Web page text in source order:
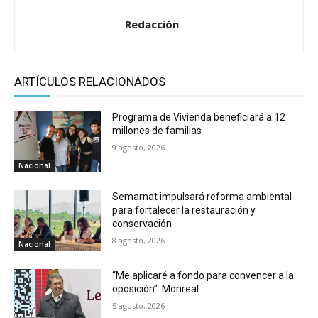
Redacción
ARTÍCULOS RELACIONADOS
Nacional
Programa de Vivienda beneficiará a 12
millones de familias
9 agosto, 2026
Nacional
Semarnat impulsará reforma ambiental
para fortalecer la restauración y
conservación
8 agosto, 2026
“Me aplicaré a fondo para convencer a la
oposición”: Monreal
5 agosto, 2026